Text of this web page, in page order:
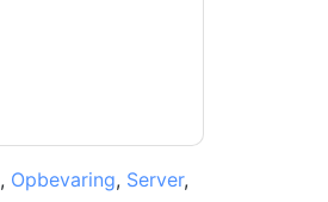
, Opbevaring, Server,